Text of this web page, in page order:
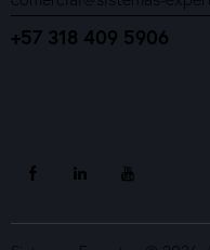
+57 318 409 5906